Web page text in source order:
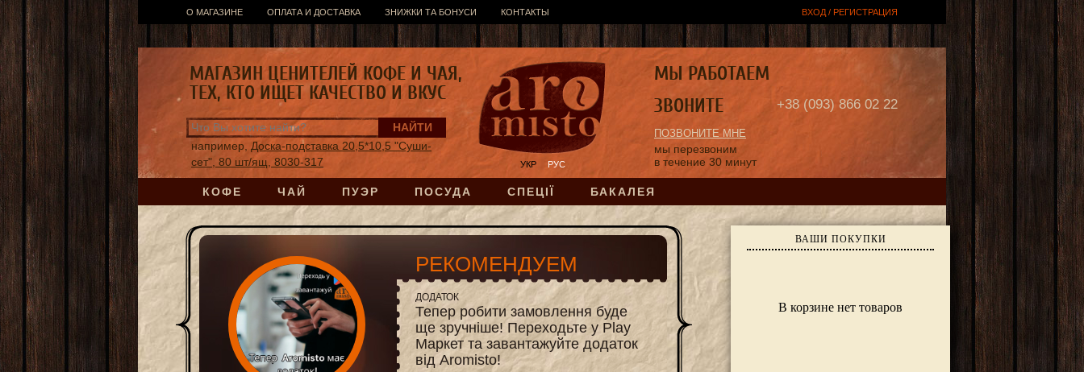
О МАГАЗИНЕ ОПЛАТА И ДОСТАВКА ЗНИЖКИ ТА БОНУСИ КОНТАКТЫ ВХОД / РЕГИСТРАЦИЯ
КОФЕ ЧАЙ ПУЭР ПОСУДА СПЕЦІЇ БАКАЛЕЯ
УКР РУС
например, Доска-подставка 20,5*10,5 "Суши-
сет", 80 шт/ящ, 8030-317
ВАШИ ПОКУПКИ
В корзине нет товаров
+38 (093) 866 02 22
ПОЗВОНИТЕ МНЕ
мы перезвоним
в течение 30 минут
МАГАЗИН ЦЕНИТЕЛЕЙ КОФЕ И ЧАЯ,
ТЕХ, КТО ИЩЕТ КАЧЕСТВО И ВКУС
МЫ РАБОТАЕМ
ЗВОНИТЕ
РЕКОМЕНДУЕМ
ДОДАТОК
Тепер робити замовлення буде
ще зручніше! Переходьте у Play
Маркет та завантажуйте додаток
від Aromisto!